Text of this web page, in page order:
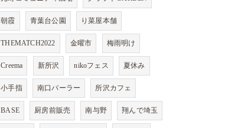
朝霞 青葉台公園 り菜屋本舗
THEMATCH2022 金曜市 梅雨明け
Creema 新所沢 nikoフェス 夏休み
小手指 南口パーラー 所沢カフェ
BASE 厨房前販売 南与野 翔んで埼玉